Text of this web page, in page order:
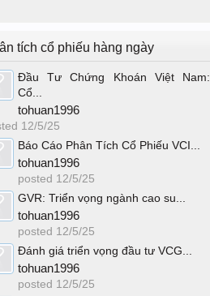
tích cổ phiếu hàng ngày
Đầu Tư Chứng Khoán Việt Nam:
Cổ...
tohuan1996
12/5/25
Báo Cáo Phân Tích Cổ Phiếu VCI...
tohuan1996
posted 12/5/25
GVR: Triển vọng ngành cao su...
tohuan1996
posted 12/5/25
Đánh giá triển vọng đầu tư VCG...
tohuan1996
posted 12/5/25